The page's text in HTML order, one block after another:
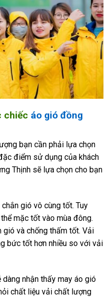
chiếc áo gió đồng
bạn cần phải lựa chọn
điểm sử dụng của khách
Thịnh sẽ lựa chọn cho bạn
gió vô cùng tốt. Tuy
mặc tốt vào mùa đông.
và chống thấm tốt. Vải
bức tốt hơn nhiều so với vải
nhận thấy may áo gió
chất liệu vải chất lượng